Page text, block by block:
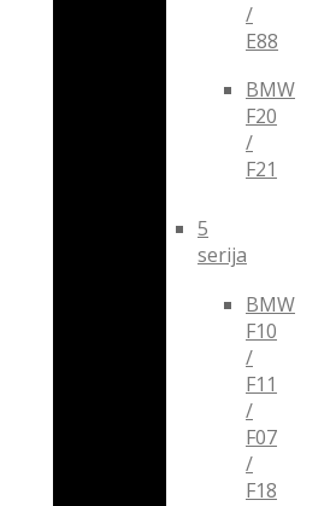
/
E88
BMW
F20
/
F21
5
serija
BMW
F10
/
F11
/
F07
/
F18